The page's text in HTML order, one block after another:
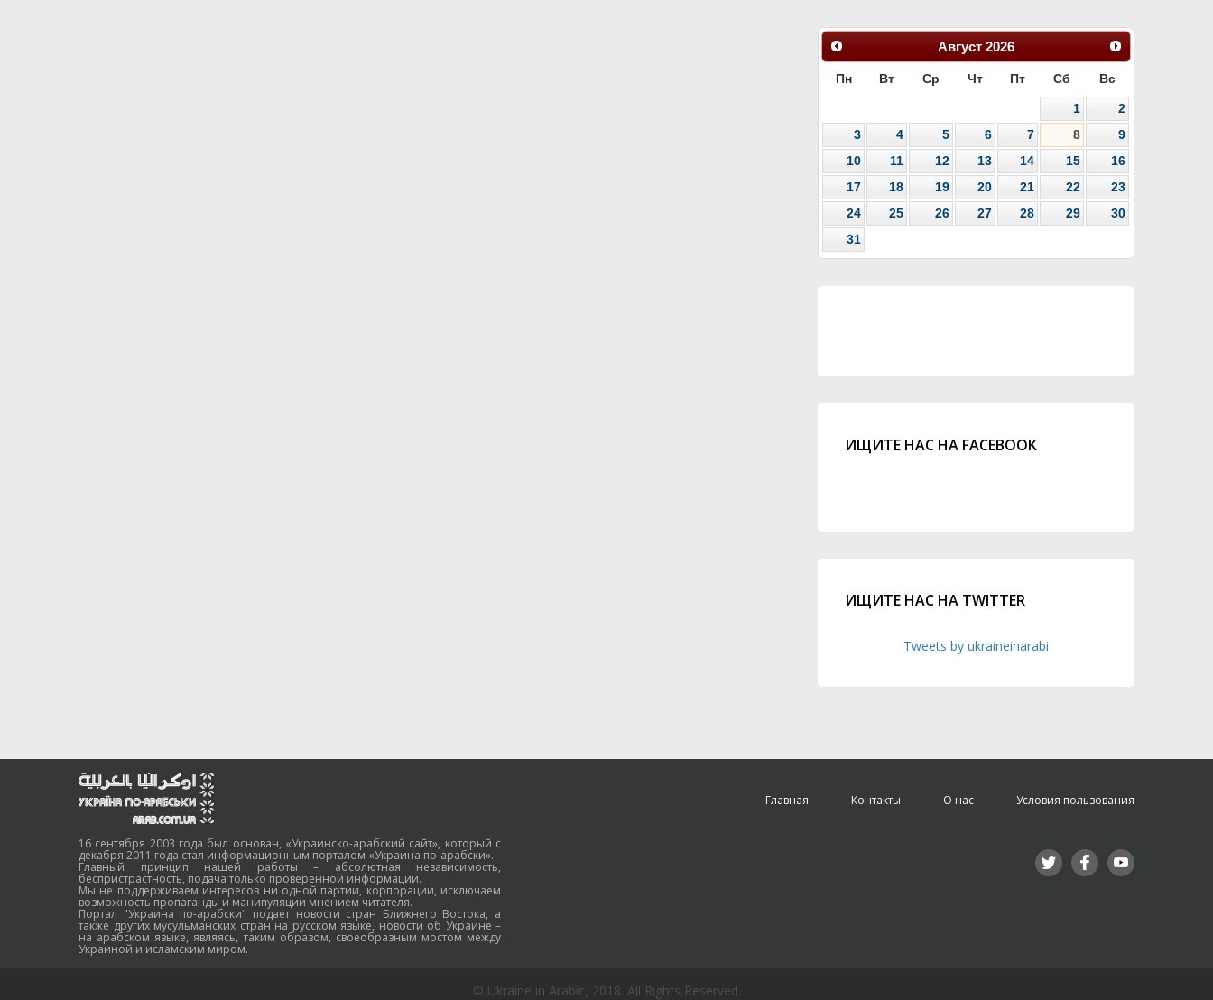
Август 2026
Пн Вт Ср Чт Пт Сб Вс
1
2
3
4 5 6 7 8
9
10
11 12 13 14 15
16
17
18 19 20 21 22
23
24
25 26 27 28 29
30
31
ИЩИТЕ НАС НА FACEBOOK
ИЩИТЕ НАС НА TWITTER
Tweets by ukraineinarabi
16 сентября 2003 года был основан, «Украинско-арабский сайт», который с
декабря 2011 года стал информационным порталом «Украина по-арабски».
Главный принцип нашей работы – абсолютная независимость,
беспристрастность, подача только проверенной информации.
Мы не поддерживаем интересов ни одной партии, корпорации, исключаем
возможность пропаганды и манипуляции мнением читателя.
Портал "Украина по-арабски" подает новости стран Ближнего Востока, а
также других мусульманских стран на русском языке, новости об Украине –
на арабском языке, являясь, таким образом, своеобразным мостом между
Украиной и исламским миром.
Главная Контакты О нас Условия пользования
© Ukraine in Arabic, 2018. All Rights Reserved.